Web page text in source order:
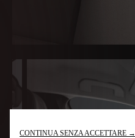
CONTINUA SENZA ACCETTARE →